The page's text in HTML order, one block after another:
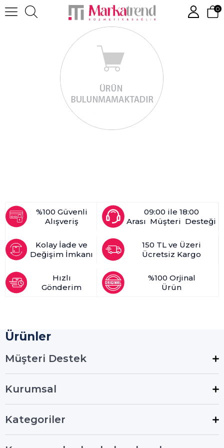
0
%100 Güvenli
Alışveriş
09:00 ile 18:00
Arası Müşteri Desteği
Kolay İade ve
Değişim İmkanı
150 TL ve Üzeri
Ücretsiz Kargo
Hızlı
Gönderim
%100 Orjinal
Ürün
Ürünler
Müşteri Destek
Kurumsal
Kategoriler